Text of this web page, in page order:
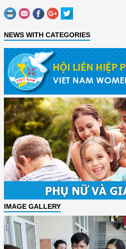
NEWS WITH CATEGORIES
IMAGE GALLERY